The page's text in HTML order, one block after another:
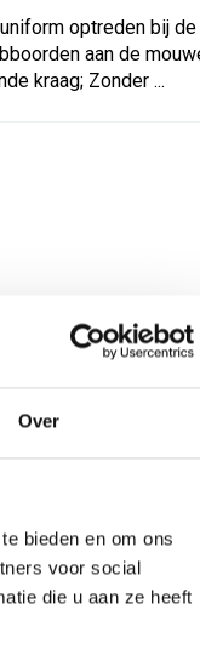
Over
bieden en om ons
voor social
die u aan ze heeft
optreden bij
aan de
kraag; Zonder ...